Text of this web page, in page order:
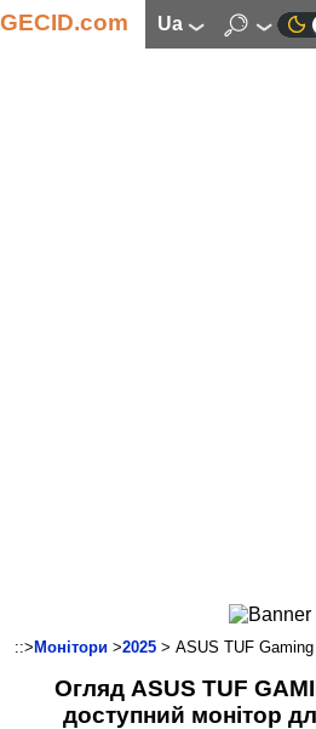
GECID.com ua
Смартфони
Комунікації
::> Монітори >2025 > ASUS TUF
Огляд ASUS TUF
доступний монітор